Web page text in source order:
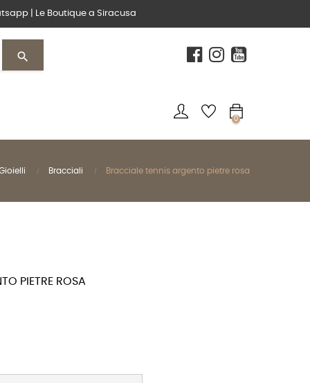
Le Boutique a Siracusa
search
0
Bracciali Bracciale tennis argento pietre rosa
PIETRE ROSA